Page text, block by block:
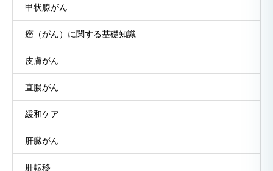
甲状腺がん
癌（がん）に関する基礎知識
皮膚がん
直腸がん
緩和ケア
肝臓がん
肝転移